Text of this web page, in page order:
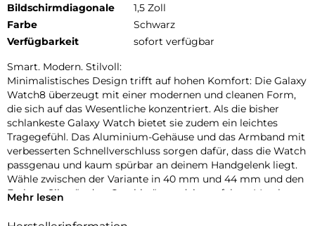
Bildschirmdiagonale
1,5 Zoll
Farbe
Schwarz
Verfügbarkeit
sofort verfügbar
Smart. Modern. Stilvoll:
Minimalistisches Design trifft auf hohen Komfort: Die Galaxy
Watch8 überzeugt mit einer modernen und cleanen Form,
die sich auf das Wesentliche konzentriert. Als die bisher
schlankeste Galaxy Watch bietet sie zudem ein leichtes
Tragegefühl. Das Aluminium-Gehäuse und das Armband mit
verbesserten Schnellverschluss sorgen dafür, dass die Watch
passgenau und kaum spürbar an deinem Handgelenk liegt.
Wähle zwischen der Variante in 40 mm und 44 mm und den
Farben „Silver“ oder „Graphite“, um dein perfektes Match zu
eine große Auswahl an hochwertigen Materialien und
Mehr lesen